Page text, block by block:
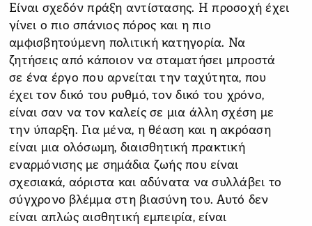
Είναι σχεδόν πράξη αντίστασης. Η προσοχή έχει
γίνει ο πιο σπάνιος πόρος και η πιο
αμφισβητούμενη πολιτική κατηγορία. Να
ζητήσεις από κάποιον να σταματήσει μπροστά
σε ένα έργο που αρνείται την ταχύτητα, που
έχει τον δικό του ρυθμό, τον δικό του χρόνο,
είναι σαν να τον καλείς σε μια άλλη σχέση με
την ύπαρξη. Για μένα, η θέαση και η ακρόαση
είναι μια ολόσωμη, διαισθητική πρακτική
εναρμόνισης με σημάδια ζωής που είναι
σχεσιακά, αόριστα και αδύνατα να συλλάβει το
σύγχρονο βλέμμα στη βιασύνη του. Αυτό δεν
είναι απλώς αισθητική εμπειρία, είναι